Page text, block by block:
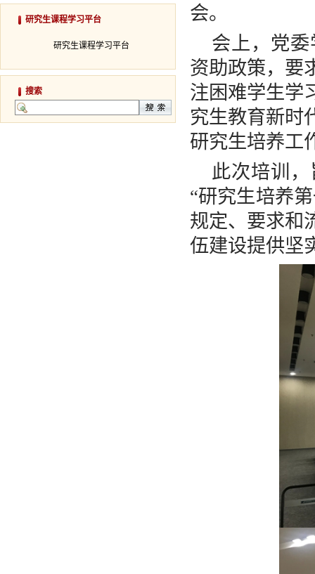
会。
会上，党
资助政策，要
注困难学生学
究生教育新时
研究生培养工
此次培训
“研究生培养
规定、要求和
伍建设提供坚
研究生课程学习平台
研究生课程学习平台
搜索